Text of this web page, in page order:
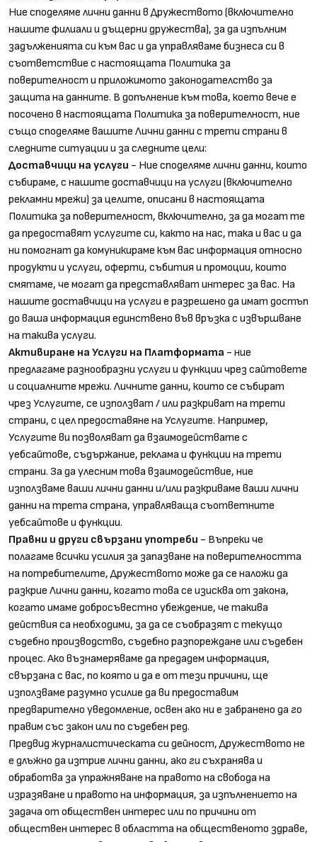
Ние споделяме лични данни в Дружеството (включително
нашите филиали и дъщерни дружества), за да изпълним
задълженията си към вас и да управляваме бизнеса си в
съответствие с настоящата Политика за
поверителност и приложимото законодателство за
защита на данните. В допълнение към това, което вече е
посочено в настоящата Политика за поверителност, ние
също споделяме вашите Лични данни с трети страни в
следните ситуации и за следните цели:
Доставчици на услуги - Ние споделяме лични данни, които
събираме, с нашите доставчици на услуги (включително
рекламни мрежи) за целите, описани в настоящата
Политика за поверителност, включително, за да могат те
да предоставят услугите си, както на нас, така и вас и да
ни помогнат да комуникираме към вас информация относно
продукти и услуги, оферти, събития и промоции, които
смятаме, че могат да представляват интерес за вас. На
нашите доставчици на услуги е разрешено да имат достъп
до ваша информация единствено във връзка с извършване
на такива услуги.
Активиране на Услуги на Платформата - ние
предлагаме разнообразни услуги и функции чрез сайтовете
и социалните мрежи. Личните данни, които се събират
чрез Услугите, се използват / или разкриват на трети
страни, с цел предоставяне на Услугите. Например,
Услугите ви позволяват да взаимодействате с
уебсайтове, съдържание, реклама и функции на трети
страни. За да улесним това взаимодействие, ние
използваме ваши лични данни и/или разкриваме ваши лични
данни на трета страна, управляваща съответните
уебсайтове и функции.
Правни и други свързани употреби - Въпреки че
полагаме всички усилия за запазване на поверителността
на потребителите, Дружеството може да се наложи да
разкрие Лични данни, когато това се изисква от закона,
когато имаме добросъвестно убеждение, че такива
действия са необходими, за да се съобразят с текущо
съдебно производство, съдебно разпореждане или съдебен
процес. Ако възнамеряваме да предадем информация,
свързана с вас, по която и да е от тези причини, ще
използваме разумно усилие да ви предоставим
предварително уведомление, освен ако ни е забранено да го
правим със закон или по съдебен ред.
Предвид журналистическата си дейност, Дружеството не
е длъжно да изтрие лични данни, ако ги съхранява и
обработва за упражняване на правото на свобода на
изразяване и правото на информация, за изпълнението на
задача от обществен интерес или по причини от
обществен интерес в областта на общественото здраве,